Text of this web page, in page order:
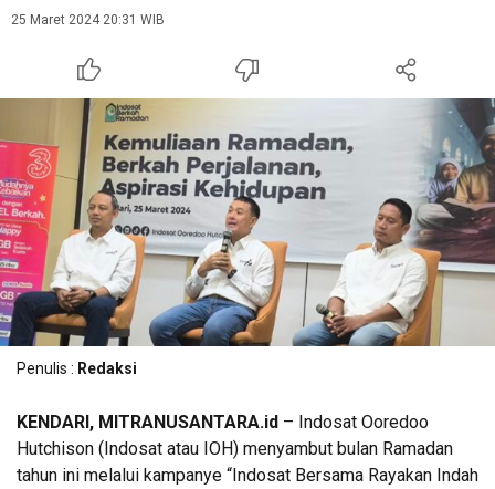
25 Maret 2024 20:31 WIB
Penulis : Redaksi
KENDARI, MITRANUSANTARA.id – Indosat Ooredoo
Hutchison (Indosat atau IOH) menyambut bulan Ramadan
tahun ini melalui kampanye “Indosat Bersama Rayakan Indah